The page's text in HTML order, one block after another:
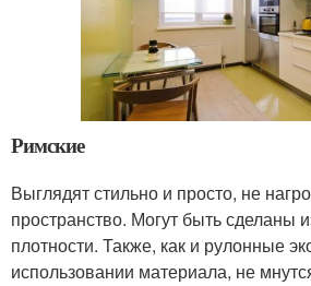
Римские
Выглядят стильно и просто, не
пространство. Могут быть сделаны
плотности. Также, как и рулонные
использовании материала, не